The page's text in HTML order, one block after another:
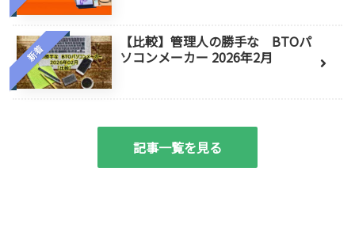
新着
【比較】管理人の勝手な BTOパ
ソコンメーカー 2026年2月
記事一覧を見る